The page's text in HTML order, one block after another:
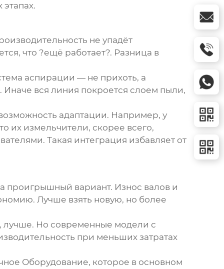
не упадёт
что ?ещё работает?. Разница в
аспирации — не прихоть, а
Иначе вся линия покроется слоем пыли,
адаптации. Например, у
их измельчители, скорее всего,
Такая интеграция избавляет от
проигрышный вариант. Износ валов и
Лучше взять новую, но более
лучше. Но современные модели с
при меньших затратах
Оборудование, которое в основном